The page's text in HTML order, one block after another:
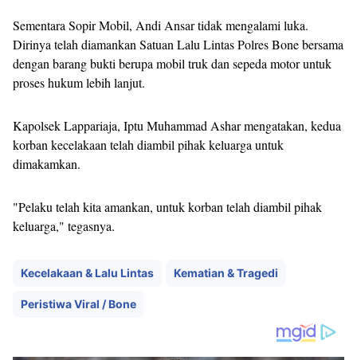
Sementara Sopir Mobil, Andi Ansar tidak mengalami luka.
Dirinya telah diamankan Satuan Lalu Lintas Polres Bone bersama
dengan barang bukti berupa mobil truk dan sepeda motor untuk
proses hukum lebih lanjut.
Kapolsek Lappariaja, Iptu Muhammad Ashar mengatakan, kedua
korban kecelakaan telah diambil pihak keluarga untuk
dimakamkan.
"Pelaku telah kita amankan, untuk korban telah diambil pihak
keluarga," tegasnya.
Kecelakaan & Lalu Lintas Kematian & Tragedi
Peristiwa Viral / Bone